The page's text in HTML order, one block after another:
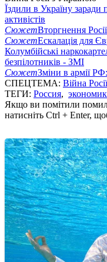
Їздили в Україну
активістів
СюжетВторгнення
СюжетЕскалація для
Колумбійські
безпілотників - ЗМІ
СюжетЗміни в армії
СПЕЦТЕМА: Війна
ТЕГИ: Россия,
Якщо ви помітили
натисніть Ctrl + Enter,